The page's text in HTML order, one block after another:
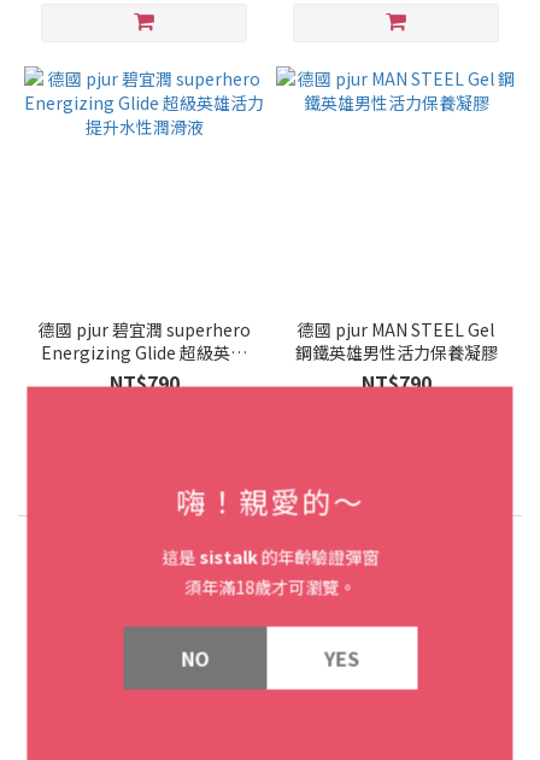
德國 pjur 碧宜潤 superhero
Energizing Glide 超級英雄
活力提升水性潤滑液
NT$790
德國 pjur MAN STEEL Gel
鋼鐵英雄男性活力保養凝膠
NT$790
藍牙遙控震動器
嗨！親愛的～
這是 sistalk的年齡驗證彈窗
須年滿18歲才可瀏覽。
NO YES